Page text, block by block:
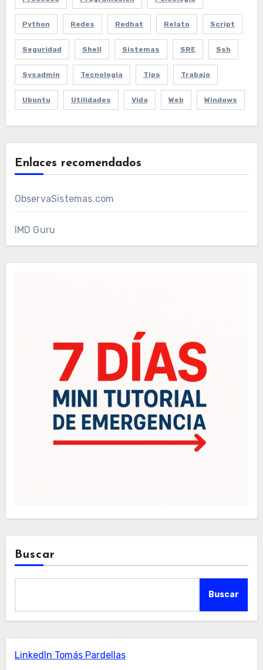
Python Redes Redhat Relato Script
Seguridad Shell Sistemas SRE Ssh
Sysadmin Tecnologia Tips Trabajo
Ubuntu Utilidades Vida Web Windows
Enlaces recomendados
ObservaSistemas.com
IMD Guru
Buscar
Buscar
LinkedIn Tomás Pardellas